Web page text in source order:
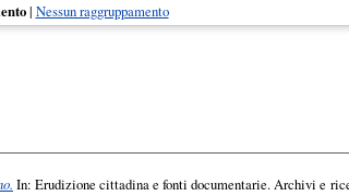
| Nessun raggruppamento
In: Erudizione cittadina e fonti documentarie. Archivi e